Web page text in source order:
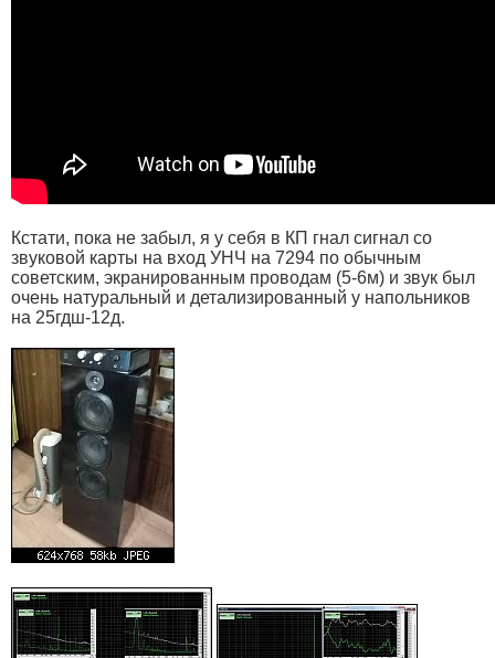
Кстати, пока не забыл, я у себя в КП гнал сигнал со
звуковой карты на вход УНЧ на 7294 по обычным
советским, экранированным проводам (5-6м) и звук был
очень натуральный и детализированный у напольников
на 25гдш-12д.